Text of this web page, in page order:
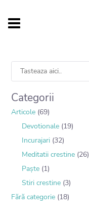
Categorii
Articole(69)
Devotionale(19)
Incurajari(32)
Meditatii crestine(26)
Paște(1)
Stiri crestine(3)
Fără categorie(18)